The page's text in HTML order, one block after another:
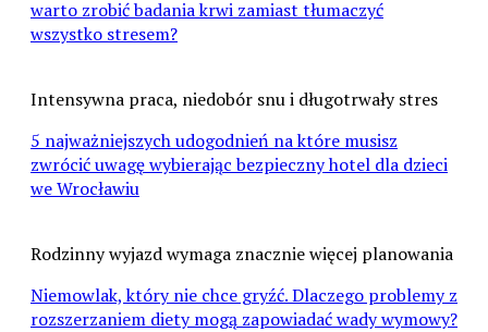
warto zrobić badania krwi zamiast tłumaczyć
wszystko stresem?
Intensywna praca, niedobór snu i długotrwały stres
5 najważniejszych udogodnień na które musisz
zwrócić uwagę wybierając bezpieczny hotel dla dzieci
we Wrocławiu
Rodzinny wyjazd wymaga znacznie więcej planowania
Niemowlak, który nie chce gryźć. Dlaczego problemy z
rozszerzaniem diety mogą zapowiadać wady wymowy?